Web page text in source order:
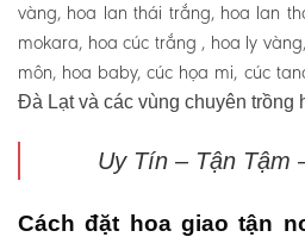
vàng, hoa lan thái trắng, hoa lan
mokara, hoa cúc trắng , hoa ly
môn, hoa baby, cúc họa mi, cúc
Đà Lạt và các vùng chuyên trồng
Uy Tín – Tận Tậm
Cách đặt hoa giao tận